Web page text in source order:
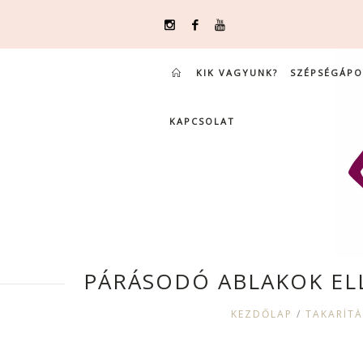
KIK VAGYUNK?
KAPCSOLAT
PÁRÁSODÓ ABLAKOK
KEZDŐLAP /